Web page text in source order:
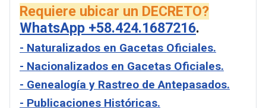
Requiere ubicar un DECRETO?
WhatsApp +58.424.1687216.
- Naturalizados en Gacetas Oficiales.
- Nacionalizados en Gacetas Oficiales.
- Genealogía y Rastreo de Antepasados.
- Publicaciones Históricas.